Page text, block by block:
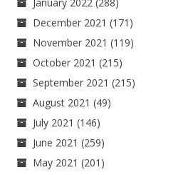
December 2021 (171)
November 2021 (119)
October 2021 (215)
September 2021 (215)
August 2021 (49)
July 2021 (146)
June 2021 (259)
May 2021 (201)